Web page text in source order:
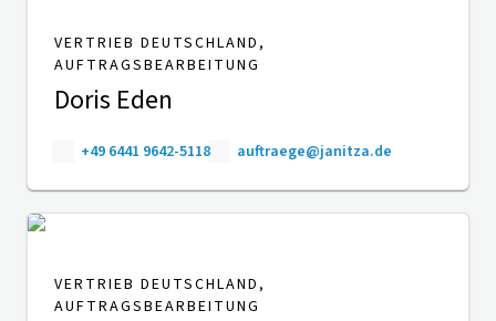
VERTRIEB DEUTSCHLAND,
AUFTRAGSBEARBEITUNG
Doris Eden
+49 6441 9642-5118 auftraege@janitza.de
VERTRIEB DEUTSCHLAND,
AUFTRAGSBEARBEITUNG